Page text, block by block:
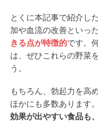
とくに本記事で紹介し
加や血流の改善といった
きる点が特徴的です。
は、ぜひこれらの野菜
う。
もちろん、勃起力を高
ほかにも多数あります。
効果が出やすい食品も